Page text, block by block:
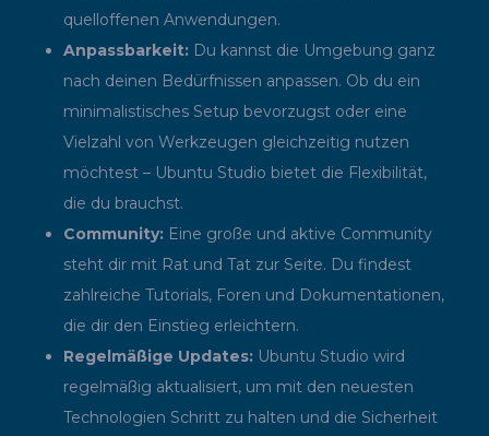
quelloffenen Anwendungen.
Anpassbarkeit: Du kannst die Umgebung ganz
nach deinen Bedürfnissen anpassen. Ob du ein
minimalistisches Setup bevorzugst oder eine
Vielzahl von Werkzeugen gleichzeitig nutzen
möchtest – Ubuntu Studio bietet die Flexibilität,
die du brauchst.
Community: Eine große und aktive Community
steht dir mit Rat und Tat zur Seite. Du findest
zahlreiche Tutorials, Foren und Dokumentationen,
die dir den Einstieg erleichtern.
Regelmäßige Updates: Ubuntu Studio wird
regelmäßig aktualisiert, um mit den neuesten
Technologien Schritt zu halten und die Sicherheit